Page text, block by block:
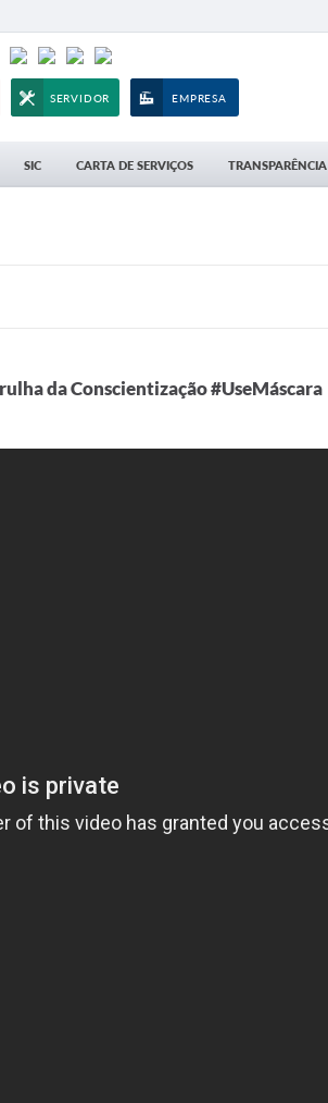
SERVIDOR EMPRESA
SIC CARTA DE SERVIÇOS TRANSPARÊNCIA
da Conscientização #UseMáscara